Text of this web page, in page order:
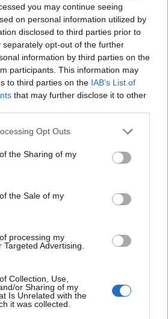
you may continue seeing
on personal information utilized by
disclosed to third parties prior to
separately opt-out of the further
information by third parties on the
participants. This information may
to third parties on the IAB’s List of
that may further disclose it to other
Opt Outs
the Sharing of my
the Sale of my
processing my
Advertising.
Collection, Use,
or Sharing of my
Is Unrelated with the
it was collected.
nem szokás eltérni
eredménytől. A cég
inkább csak arra jó, hogy
a többek között a két
elhangzottakat, a
nincsen semmi baj.
pozitívumként leszűrhetjük, a
konkretizálta eredményterveit, a
4. negyedéves eredménye 3.93
egy részvényre vetítve 39 centet
hírarchívumához
előfizetéses
tartalmazza: